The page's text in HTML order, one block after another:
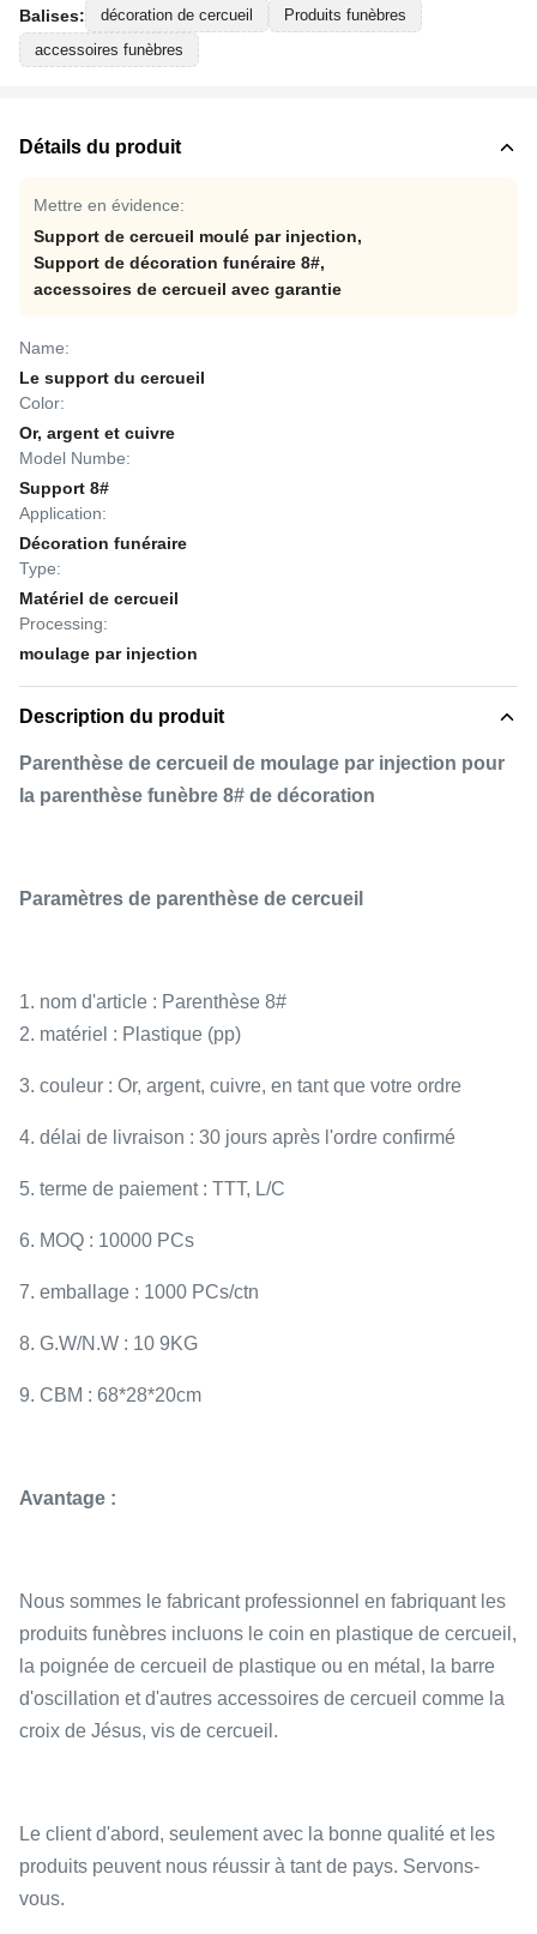
Balises: décoration de cercueil
Produits funèbres
accessoires funèbres
Détails du produit
Mettre en évidence:
Support de cercueil moulé par injection,
Support de décoration funéraire 8#,
accessoires de cercueil avec garantie
Name:
Le support du cercueil
Color:
Or, argent et cuivre
Model Numbe:
Support 8#
Application:
Décoration funéraire
Type:
Matériel de cercueil
Processing:
moulage par injection
Description du produit
Parenthèse de cercueil de moulage par injection pour
la parenthèse funèbre 8# de décoration
Paramètres de parenthèse de cercueil
1. nom d'article : Parenthèse 8#
2. matériel : Plastique (pp)
3. couleur : Or, argent, cuivre, en tant que votre ordre
4. délai de livraison : 30 jours après l'ordre confirmé
5. terme de paiement : TTT, L/C
6. MOQ : 10000 PCs
7. emballage : 1000 PCs/ctn
8. G.W/N.W : 10 9KG
9. CBM : 68*28*20cm
Avantage :
Nous sommes le fabricant professionnel en fabriquant les
produits funèbres incluons le coin en plastique de cercueil,
la poignée de cercueil de plastique ou en métal, la barre
d'oscillation et d'autres accessoires de cercueil comme la
croix de Jésus, vis de cercueil.
Le client d'abord, seulement avec la bonne qualité et les
produits peuvent nous réussir à tant de pays. Servons-
vous.